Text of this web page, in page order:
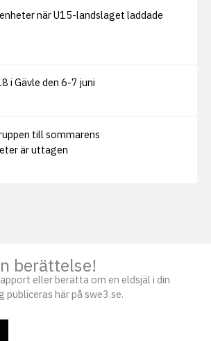
när U15-landslaget laddade
i Gävle den 6-7 juni
till sommarens
är uttagen
berättelse!
eller berätta om en eldsjäl i din
publiceras här på swe3.se.